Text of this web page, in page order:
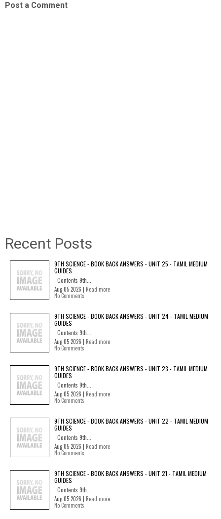
Post a Comment
Recent Posts
9TH SCIENCE - BOOK BACK ANSWERS - UNIT 25 - TAMIL MEDIUM
GUIDES
Contents 9th...
Aug 05 2026 | Read more
No Comments
9TH SCIENCE - BOOK BACK ANSWERS - UNIT 24 - TAMIL MEDIUM
GUIDES
Contents 9th...
Aug 05 2026 | Read more
No Comments
9TH SCIENCE - BOOK BACK ANSWERS - UNIT 23 - TAMIL MEDIUM
GUIDES
Contents 9th...
Aug 05 2026 | Read more
No Comments
9TH SCIENCE - BOOK BACK ANSWERS - UNIT 22 - TAMIL MEDIUM
GUIDES
Contents 9th...
Aug 05 2026 | Read more
No Comments
9TH SCIENCE - BOOK BACK ANSWERS - UNIT 21 - TAMIL MEDIUM
GUIDES
Contents 9th...
Aug 05 2026 | Read more
No Comments